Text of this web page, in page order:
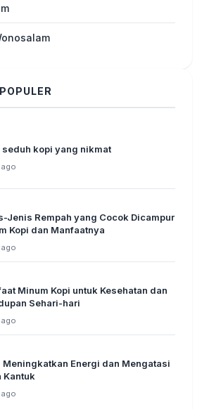
seduh kopi yang nikmat
ago
Jenis Rempah yang Cocok Dicampur
Kopi dan Manfaatnya
ago
Minum Kopi untuk Kesehatan dan
Sehari-hari
ago
Meningkatkan Energi dan Mengatasi
Kantuk
ago